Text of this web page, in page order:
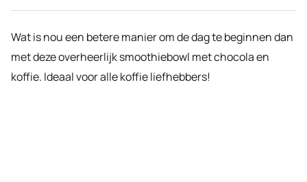
Wat is nou een betere manier om de dag te beginnen dan
met deze overheerlijk smoothiebowl met chocola en
koffie. Ideaal voor alle koffie liefhebbers!